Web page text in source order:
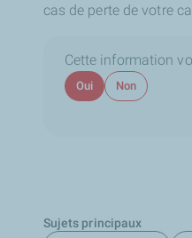
cas de perte de votre
Cette information
Oui Non
Sujets principaux